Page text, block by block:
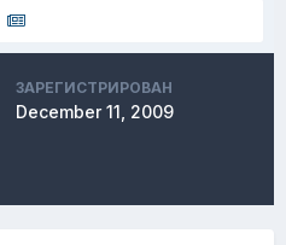
ЗАРЕГИСТРИРОВАН
December 11, 2009